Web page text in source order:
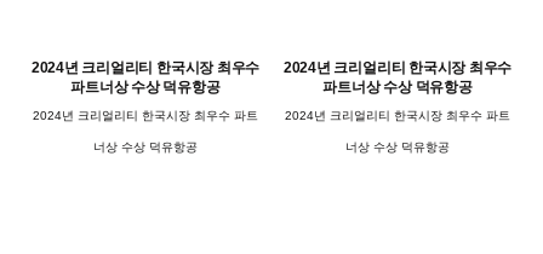
2024년 크리얼리티 한국시장 최우수
파트너상 수상 덕유항공
2024년 크리얼리티 한국시장 최우수 파트
너상 수상 덕유항공
2024년 크리얼리티 한국시장 최우수
파트너상 수상 덕유항공
2024년 크리얼리티 한국시장 최우수 파트
너상 수상 덕유항공